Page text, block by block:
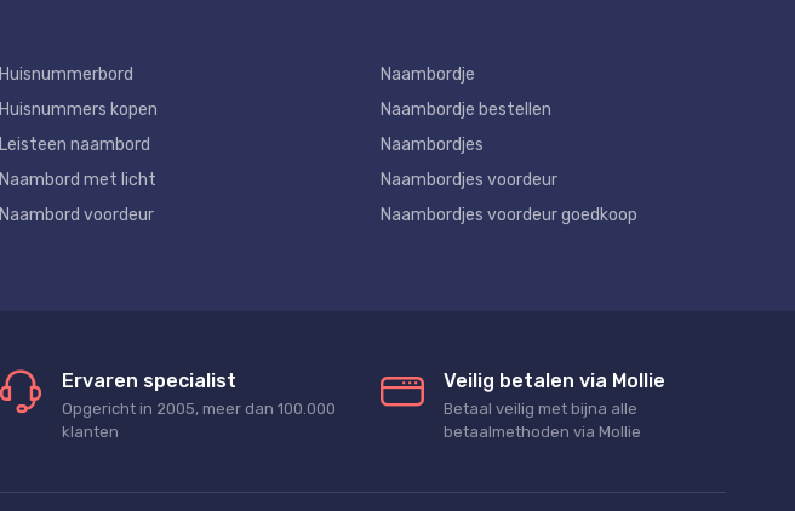
Huisnummerbord
Huisnummers kopen
Leisteen naambord
Naambord met licht
Naambord voordeur
Naambordje
Naambordje bestellen
Naambordjes
Naambordjes voordeur
Naambordjes voordeur goedkoop
Ervaren specialist
Opgericht in 2005, meer dan 100.000
klanten
Veilig betalen via Mollie
Betaal veilig met bijna alle
betaalmethoden via Mollie